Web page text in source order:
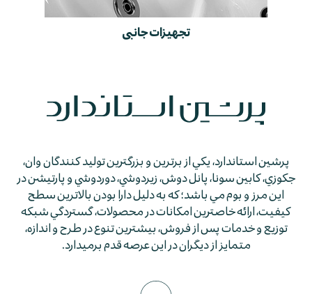
تجهیزات جانبی
پرشين استاندارد، يكي از برترين و بزرگترين توليد كنندگان وان،
جكوزي، كابين سونا، پانل دوش، زيردوشي، دوردوشي و پارتيشن در
اين مرز و بوم مي باشد؛ كه به دليل دارا بودن بالاترين سطح
كيفيت، ارائه خاصترين امكانات در محصولات، گستردگي شبكه
توزيع و خدمات پس از فروش، بيشترين تنوع در طرح و اندازه،
متمايز از ديگران در اين عرصه قدم برمي­دارد.